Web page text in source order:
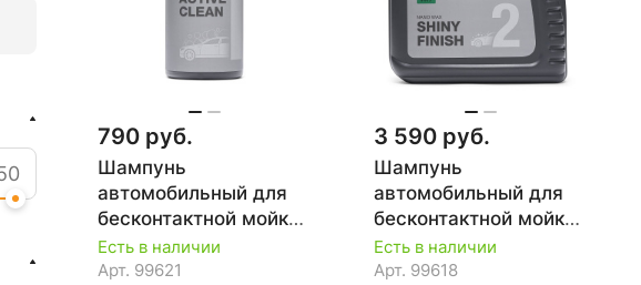
790 руб.
Шампунь
автомобильный для
бесконтактной мойки
ACTIVE CLEAN, 1 л
DAEWOO DAWS 110
Есть в наличии
Арт. 99621
3 590 руб.
Шампунь
автомобильный для
бесконтактной мойки
SHINY FINISH, 4 л
DAEWOO DAWS 240
Есть в наличии
Арт. 99618